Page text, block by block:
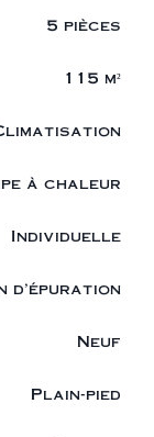
5 pièces
115 m²
à chaleur
Individuelle
d'épuration
Neuf
Plain-pied